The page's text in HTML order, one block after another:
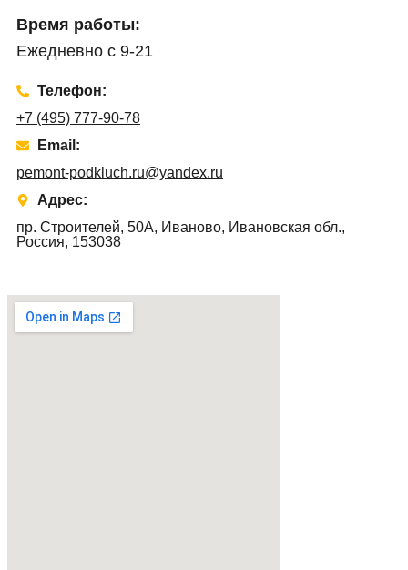
Время работы:
Ежедневно с 9-21
Телефон:
+7 (495) 777-90-78
Email:
pemont-podkluch.ru@yandex.ru
Адрес:
пр. Строителей, 50А, Иваново, Ивановская обл.,
Россия, 153038